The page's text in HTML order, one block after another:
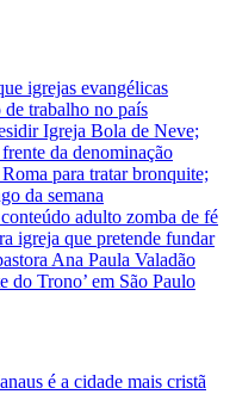
igrejas evangélicas
de trabalho no país
Igreja Bola de Neve;
da denominação
para tratar bronquite;
da semana
adulto zomba de fé
igreja que pretende fundar
Ana Paula Valadão
do Trono’ em São Paulo
é a cidade mais cristã